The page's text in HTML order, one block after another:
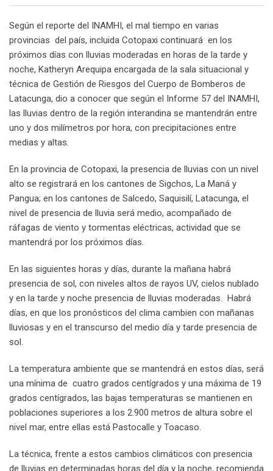
Según el reporte del INAMHI, el mal tiempo en varias
provincias del país, incluida Cotopaxi continuará en los
próximos días con lluvias moderadas en horas de la tarde y
noche, Katheryn Arequipa encargada de la sala situacional y
técnica de Gestión de Riesgos del Cuerpo de Bomberos de
Latacunga, dio a conocer que según el Informe 57 del INAMHI,
las lluvias dentro de la región interandina se mantendrán entre
uno y dos milímetros por hora, con precipitaciones entre
medias y altas.
En la provincia de Cotopaxi, la presencia de lluvias con un nivel
alto se registrará en los cantones de Sigchos, La Maná y
Pangua; en los cantones de Salcedo, Saquisilí, Latacunga, el
nivel de presencia de lluvia será medio, acompañado de
ráfagas de viento y tormentas eléctricas, actividad que se
mantendrá por los próximos días.
En las siguientes horas y días, durante la mañana habrá
presencia de sol, con niveles altos de rayos UV, cielos nublado
y en la tarde y noche presencia de lluvias moderadas. Habrá
días, en que los pronósticos del clima cambien con mañanas
lluviosas y en el transcurso del medio día y tarde presencia de
sol.
La temperatura ambiente que se mantendrá en estos días, será
una mínima de cuatro grados centígrados y una máxima de 19
grados centígrados, las bajas temperaturas se mantienen en
poblaciones superiores a los 2.900 metros de altura sobre el
nivel mar, entre ellas está Pastocalle y Toacaso.
La técnica, frente a estos cambios climáticos con presencia
de lluvias en determinadas horas del día y la noche, recomienda